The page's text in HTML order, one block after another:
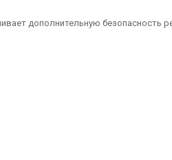
дополнительную безопасность